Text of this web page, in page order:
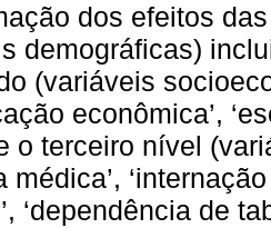
dos efeitos
demográficas)
(variáveis
econômica’,
o terceiro nível
médica’,
‘dependência de